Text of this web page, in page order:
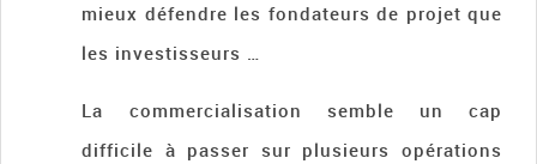
mieux défendre les fondateurs de projet que
les investisseurs …
La commercialisation semble un cap
difficile à passer sur plusieurs opérations